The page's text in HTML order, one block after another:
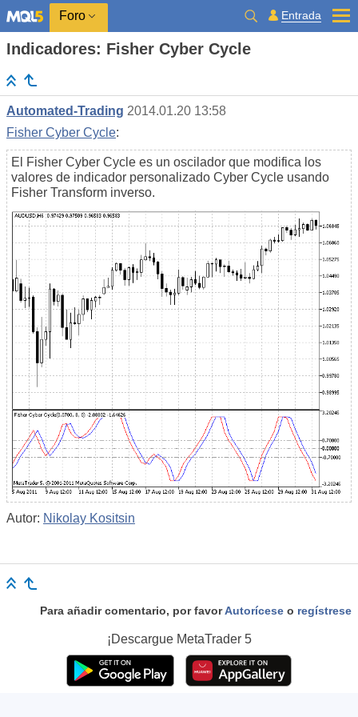
Foro Entrada
Indicadores: Fisher Cyber Cycle
Automated-Trading 2014.01.20 13:58
Fisher Cyber Cycle:
El Fisher Cyber Cycle es un oscilador que modifica los
valores de indicador personalizado Cyber Cycle usando
Fisher Transform inverso.
Autor: Nikolay Kositsin
Para añadir comentario, por favorAutorícese o regístrese
¡Descargue MetaTrader 5